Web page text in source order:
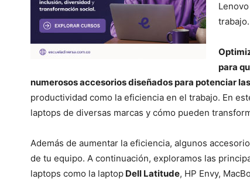
trabajo.
para
numerosos accesorios diseñados para potenciar
productividad como la eficiencia en el trabajo. En
laptops de diversas marcas y cómo pueden
Además de aumentar la eficiencia, algunos
de tu equipo. A continuación, exploramos las
laptops como la laptop Dell Latitude, HP Envy,